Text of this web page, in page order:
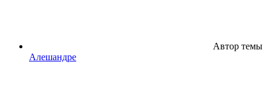
Автор темы
Алешандре